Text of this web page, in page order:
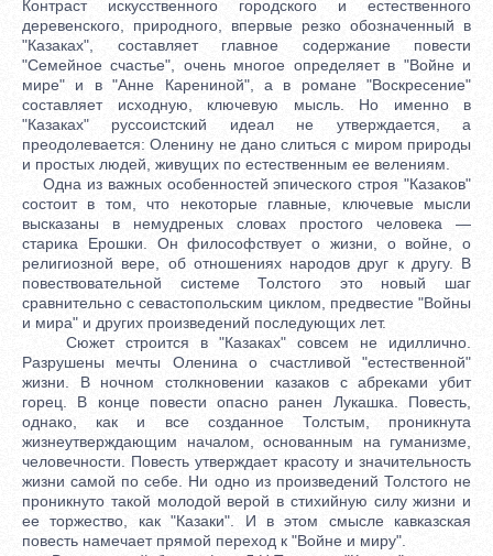
Контраст искусственного городского и естественного
деревенского, природного, впервые резко обозначенный в
"Казаках", составляет главное содержание повести
"Семейное счастье", очень многое определяет в "Войне и
мире" и в "Анне Карениной", а в романе "Воскресение"
составляет исходную, ключевую мысль. Но именно в
"Казаках" руссоистский идеал не утверждается, а
преодолевается: Оленину не дано слиться с миром природы
и простых людей, живущих по естественным ее велениям.
Одна из важных особенностей эпического строя "Казаков"
состоит в том, что некоторые главные, ключевые мысли
высказаны в немудреных словах простого человека —
старика Ерошки. Он философствует о жизни, о войне, о
религиозной вере, об отношениях народов друг к другу. В
повествовательной системе Толстого это новый шаг
сравнительно с севастопольским циклом, предвестие "Войны
и мира" и других произведений последующих лет.
Сюжет строится в "Казаках" совсем не идиллично.
Разрушены мечты Оленина о счастливой "естественной"
жизни. В ночном столкновении казаков с абреками убит
горец. В конце повести опасно ранен Лукашка. Повесть,
однако, как и все созданное Толстым, проникнута
жизнеутверждающим началом, основанным на гуманизме,
человечности. Повесть утверждает красоту и значительность
жизни самой по себе. Ни одно из произведений Толстого не
проникнуто такой молодой верой в стихийную силу жизни и
ее торжество, как "Казаки". И в этом смысле кавказская
повесть намечает прямой переход к "Войне и миру".